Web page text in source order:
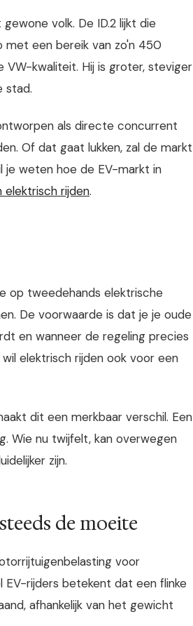
volk. De ID.2 lijkt die
met een bereik van zo'n 450
kwaliteit. Hij is groter, steviger
stad.
als directe concurrent
Of dat gaat lukken, zal de markt
je weten hoe de EV-markt in
elektrisch rijden.
op tweedehands elektrische
De voorwaarde is dat je je oude
en wanneer de regeling precies
elektrisch rijden ook voor een
dit een merkbaar verschil. Een
Wie nu twijfelt, kan overwegen
zijn.
de moeite
voor
rijders betekent dat een flinke
afhankelijk van het gewicht